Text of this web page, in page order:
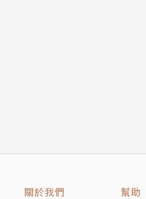
關於我們 幫助